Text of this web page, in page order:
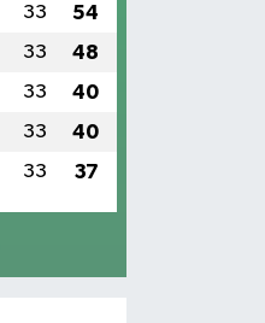
33 54
33 48
33 40
33 40
33 37